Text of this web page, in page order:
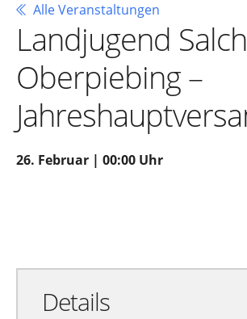
Alle Veranstaltungen
Landjugend
Oberpiebing –
26. Februar | 00:00 Uhr
Details